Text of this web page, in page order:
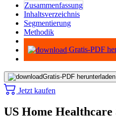
Zusammenfassung
Inhaltsverzeichnis
Segmentierung
Methodik
Infografiken
Gratis-PDF
Gratis-PDF herunterladen
Jetzt kaufen
US Home